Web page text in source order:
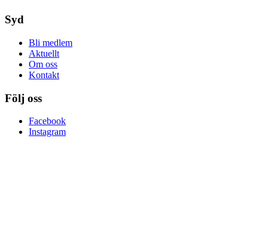
Syd
Bli medlem
Aktuellt
Om oss
Kontakt
Följ oss
Facebook
Instagram